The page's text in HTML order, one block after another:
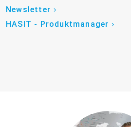
Newsletter
HASIT - Produktmanager